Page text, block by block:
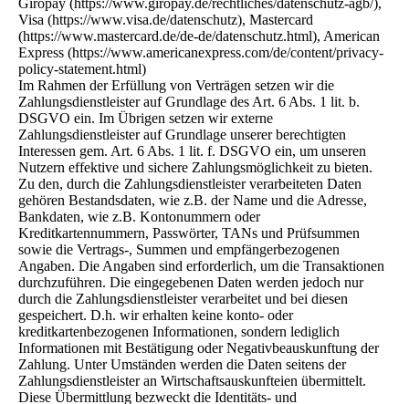
Giropay (https://www.giropay.de/rechtliches/datenschutz-agb/),
Visa (https://www.visa.de/datenschutz), Mastercard
(https://www.mastercard.de/de-de/datenschutz.html), American
Express (https://www.americanexpress.com/de/content/privacy-
policy-statement.html)
Im Rahmen der Erfüllung von Verträgen setzen wir die
Zahlungsdienstleister auf Grundlage des Art. 6 Abs. 1 lit. b.
DSGVO ein. Im Übrigen setzen wir externe
Zahlungsdienstleister auf Grundlage unserer berechtigten
Interessen gem. Art. 6 Abs. 1 lit. f. DSGVO ein, um unseren
Nutzern effektive und sichere Zahlungsmöglichkeit zu bieten.
Zu den, durch die Zahlungsdienstleister verarbeiteten Daten
gehören Bestandsdaten, wie z.B. der Name und die Adresse,
Bankdaten, wie z.B. Kontonummern oder
Kreditkartennummern, Passwörter, TANs und Prüfsummen
sowie die Vertrags-, Summen und empfängerbezogenen
Angaben. Die Angaben sind erforderlich, um die Transaktionen
durchzuführen. Die eingegebenen Daten werden jedoch nur
durch die Zahlungsdienstleister verarbeitet und bei diesen
gespeichert. D.h. wir erhalten keine konto- oder
kreditkartenbezogenen Informationen, sondern lediglich
Informationen mit Bestätigung oder Negativbeauskunftung der
Zahlung. Unter Umständen werden die Daten seitens der
Zahlungsdienstleister an Wirtschaftsauskunfteien übermittelt.
Diese Übermittlung bezweckt die Identitäts- und